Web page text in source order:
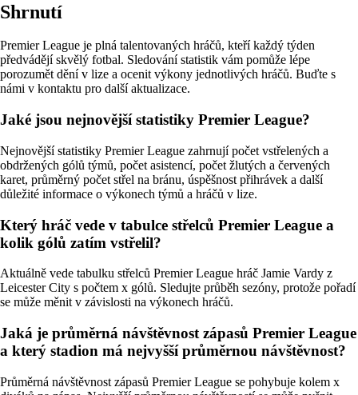
Shrnutí
Premier League je plná talentovaných hráčů, kteří každý týden
předvádějí skvělý fotbal. Sledování statistik vám pomůže lépe
porozumět dění v lize a ocenit výkony jednotlivých hráčů. Buďte s
námi v kontaktu pro další aktualizace.
Jaké jsou nejnovější statistiky Premier League?
Nejnovější statistiky Premier League zahrnují počet vstřelených a
obdržených gólů týmů, počet asistencí, počet žlutých a červených
karet, průměrný počet střel na bránu, úspěšnost přihrávek a další
důležité informace o výkonech týmů a hráčů v lize.
Který hráč vede v tabulce střelců Premier League a
kolik gólů zatím vstřelil?
Aktuálně vede tabulku střelců Premier League hráč Jamie Vardy z
Leicester City s počtem x gólů. Sledujte průběh sezóny, protože pořadí
se může měnit v závislosti na výkonech hráčů.
Jaká je průměrná návštěvnost zápasů Premier League
a který stadion má nejvyšší průměrnou návštěvnost?
Průměrná návštěvnost zápasů Premier League se pohybuje kolem x